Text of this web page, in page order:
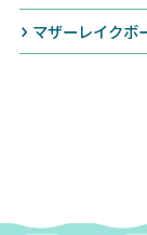
マザーレイクボ